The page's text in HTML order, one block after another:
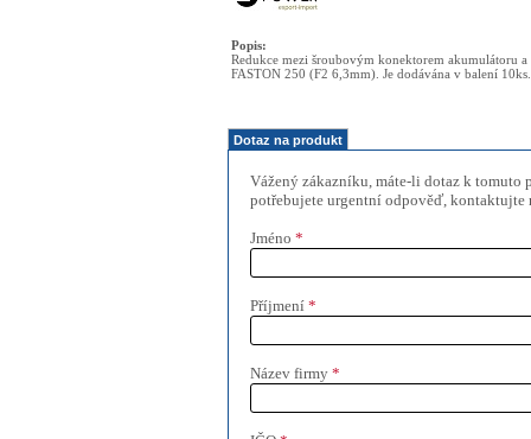
Popis:
Redukce mezi šroubovým konektorem akumulátoru
FASTON 250 (F2 6,3mm). Je dodávána v balení 10ks.
Dotaz na produkt